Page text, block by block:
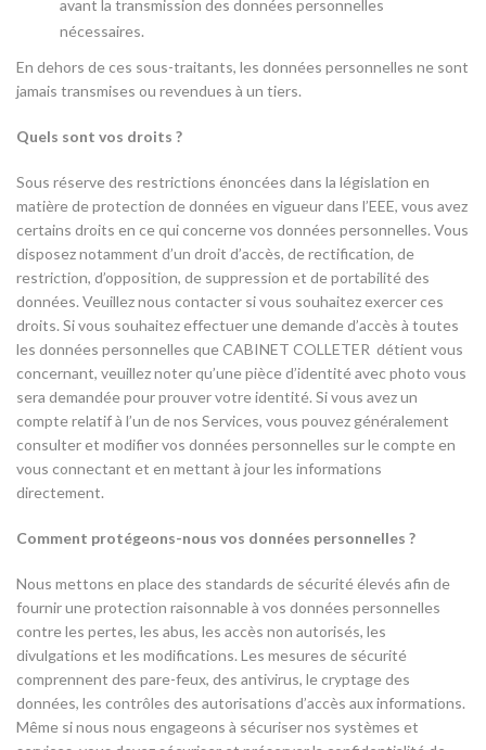
avant la transmission des données personnelles
nécessaires.
En dehors de ces sous-traitants, les données personnelles ne sont
jamais transmises ou revendues à un tiers.
Quels sont vos droits ?
Sous réserve des restrictions énoncées dans la législation en
matière de protection de données en vigueur dans l’EEE, vous avez
certains droits en ce qui concerne vos données personnelles. Vous
disposez notamment d’un droit d’accès, de rectification, de
restriction, d’opposition, de suppression et de portabilité des
données. Veuillez nous contacter si vous souhaitez exercer ces
droits. Si vous souhaitez effectuer une demande d’accès à toutes
les données personnelles que CABINET COLLETER détient vous
concernant, veuillez noter qu’une pièce d’identité avec photo vous
sera demandée pour prouver votre identité. Si vous avez un
compte relatif à l’un de nos Services, vous pouvez généralement
consulter et modifier vos données personnelles sur le compte en
vous connectant et en mettant à jour les informations
directement.
Comment protégeons-nous vos données personnelles ?
Nous mettons en place des standards de sécurité élevés afin de
fournir une protection raisonnable à vos données personnelles
contre les pertes, les abus, les accès non autorisés, les
divulgations et les modifications. Les mesures de sécurité
comprennent des pare-feux, des antivirus, le cryptage des
données, les contrôles des autorisations d’accès aux informations.
Même si nous nous engageons à sécuriser nos systèmes et